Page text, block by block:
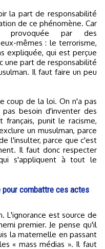
la part de responsabilité
de ce phénomène. Car
provoquée par des
mêmes : le terrorisme,
expliquée, qui est perçue
une part de responsabilité
Il faut faire un peu
coup de la loi. On n'a pas
besoin d'inventer des
français, punit le racisme,
un musulman, parce
l'insulter, parce que c'est
Il faut donc respecter
s'appliquent à tout le
combattre ces actes
L'ignorance est source de
premier. Je pense qu'il
la maternelle en passant
« mass médias ». Il faut